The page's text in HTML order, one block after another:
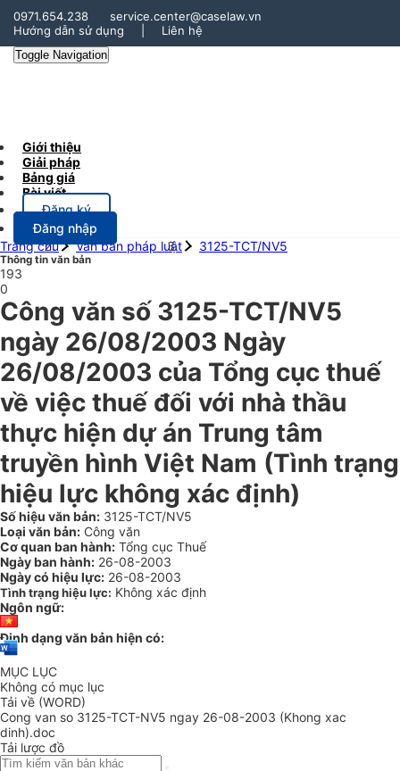
0971.654.238
service.center@caselaw.vn
Hướng dẫn sử dụng
Liên hệ
Toggle Navigation
Giới thiệu
Giải pháp
Bảng giá
Bài viết
Đăng ký
Đăng nhập
Trang chủ
Văn bản pháp luật 3125-TCT/NV5
Thông tin văn bản
193
0
Công văn số 3125-TCT/NV5
ngày 26/08/2003 Ngày
26/08/2003 của Tổng cục thuế
về việc thuế đối với nhà thầu
thực hiện dự án Trung tâm
truyền hình Việt Nam (Tình trạng
hiệu lực không xác định)
Số hiệu văn bản: 3125-TCT/NV5
Loại văn bản: Công văn
Cơ quan ban hành: Tổng cục Thuế
Ngày ban hành: 26-08-2003
Ngày có hiệu lực: 26-08-2003
Tình trạng hiệu lực: Không xác định
Ngôn ngữ:
Định dạng văn bản hiện có:
MỤC LỤC
Không có mục lục
Tải về (WORD)
Cong van so 3125-TCT-NV5 ngay 26-08-2003 (Khong xac
dinh).doc
Tải lược đồ